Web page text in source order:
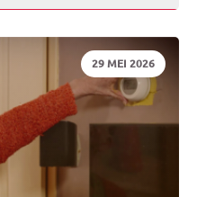
DATUM:
29 MEI 2026